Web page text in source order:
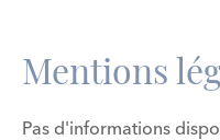
Mentions
Pas d'informations